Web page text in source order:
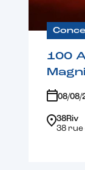
100
08/08/
38Riv
38 rue